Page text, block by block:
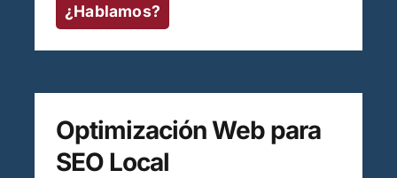
¿Hablamos?
Optimización Web para
SEO Local